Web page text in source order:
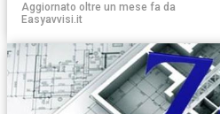
Aggiornato oltre un mese fa da
Easyavvisi.it